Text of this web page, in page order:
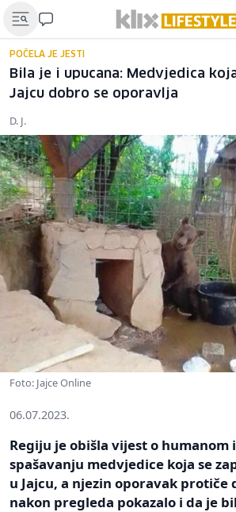
POČELA JE JESTI
Bila je i upucana: Medvjedica
Jajcu dobro se oporavlja
D. J.
Foto: Jajce Online
06.07.2023.
Regiju je obišla vijest o humanom
spašavanju medvjedice koja se
u Jajcu, a njezin oporavak protiče
nakon pregleda pokazalo i da je